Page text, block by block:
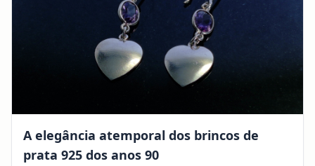
A elegância atemporal dos brincos de
prata 925 dos anos 90